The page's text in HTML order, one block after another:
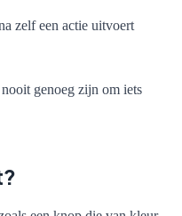
zelf een actie uitvoert
genoeg zijn om iets